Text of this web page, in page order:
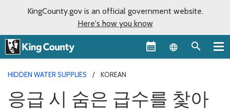
KingCounty.gov is an official government website.
Here's how you know
Language
HIDDEN WATER SUPPLIES KOREAN
응급 시 숨은 급수를 찿아